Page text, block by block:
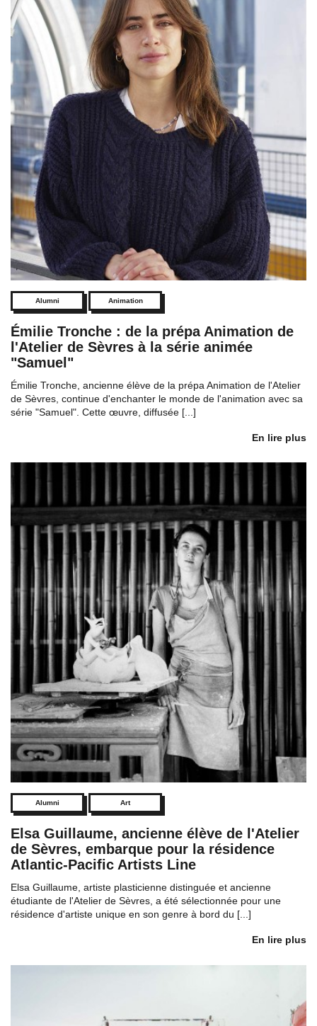
Alumni Animation
Émilie Tronche : de la prépa Animation de
l'Atelier de Sèvres à la série animée
"Samuel"
Émilie Tronche, ancienne élève de la prépa Animation de l'Atelier
de Sèvres, continue d'enchanter le monde de l'animation avec sa
série "Samuel". Cette œuvre, diffusée [...]
En lire plus
Alumni Art
Elsa Guillaume, ancienne élève de l'Atelier
de Sèvres, embarque pour la résidence
Atlantic-Pacific Artists Line
Elsa Guillaume, artiste plasticienne distinguée et ancienne
étudiante de l'Atelier de Sèvres, a été sélectionnée pour une
résidence d'artiste unique en son genre à bord du [...]
En lire plus